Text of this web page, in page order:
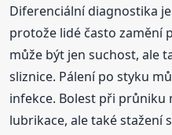
Diferenciální diagnostika
protože lidé často zamění
může být jen suchost, ale
sliznice. Pálení po styku
infekce. Bolest při průniku
lubrikace, ale také stažení